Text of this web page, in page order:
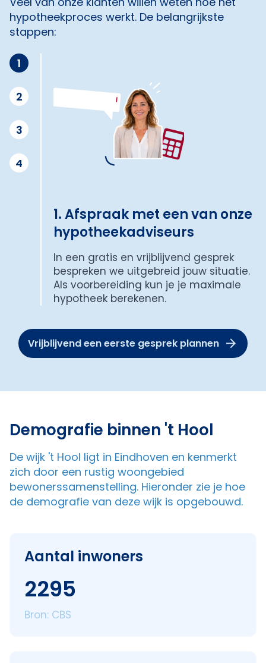
hypotheekproces werkt. De belangrijkste
stappen:
1
2
3
4
1. Afspraak met een van onze
hypotheekadviseurs
In een gratis en vrijblijvend gesprek
bespreken we uitgebreid jouw situatie.
Als voorbereiding kun je je maximale
hypotheek berekenen.
Vrijblijvend een eerste gesprek plannen
Demografie binnen 't Hool
De wijk 't Hool ligt in Eindhoven en kenmerkt
zich door een rustig woongebied
bewonerssamenstelling. Hieronder zie je hoe
de demografie van deze wijk is opgebouwd.
Aantal inwoners
2295
Bron: CBS